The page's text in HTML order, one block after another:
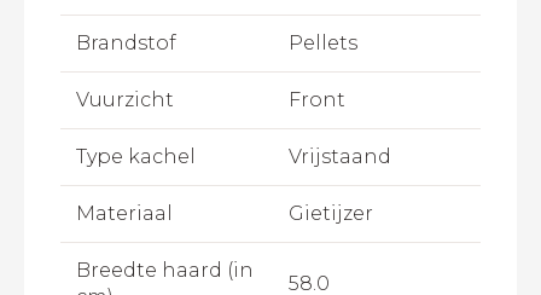
Brandstof Pellets
Vuurzicht Front
Type kachel Vrijstaand
Materiaal Gietijzer
Breedte haard (in
58.0